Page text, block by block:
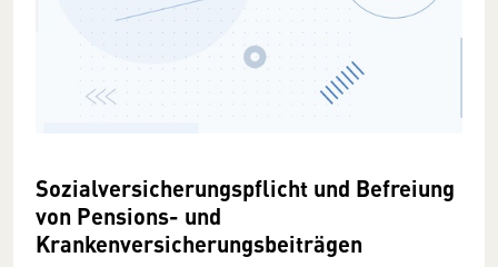
Sozialversicherungspflicht und Befreiung
von Pensions- und
Krankenversicherungsbeiträgen